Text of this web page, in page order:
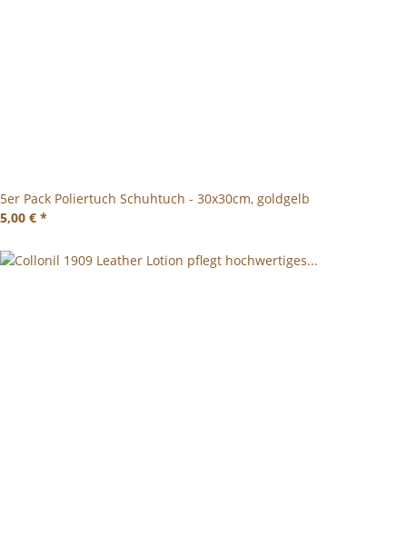
5er Pack Poliertuch Schuhtuch - 30x30cm, goldgelb
5,00 € *